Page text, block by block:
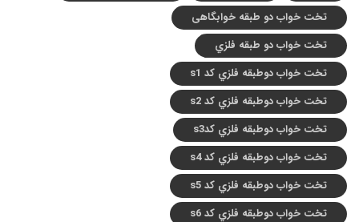
تخت خواب دو طبقه خوابگاهی
تخت خواب دو طبقه فلزي
تخت خواب دوطبقه فلزي کد s1
تخت خواب دوطبقه فلزي کد s2
تخت خواب دوطبقه فلزي کدs3
تخت خواب دوطبقه فلزي کد s4
تخت خواب دوطبقه فلزي کد s5
تخت خواب دوطبقه فلزي کد s6